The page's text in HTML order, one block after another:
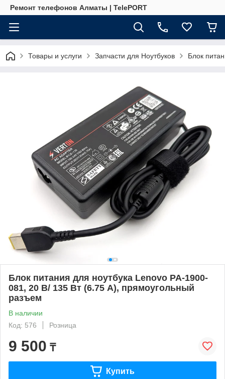
Ремонт телефонов Алматы | TelePORT
Товары и услуги Запчасти для Ноутбуков Блок
Блок питания для ноутбука Lenovo PA-1900-
081, 20 В/ 135 Вт (6.75 А), прямоугольный
разъем
В наличии
Код: 576
Розница
9 500 ₸
Купить